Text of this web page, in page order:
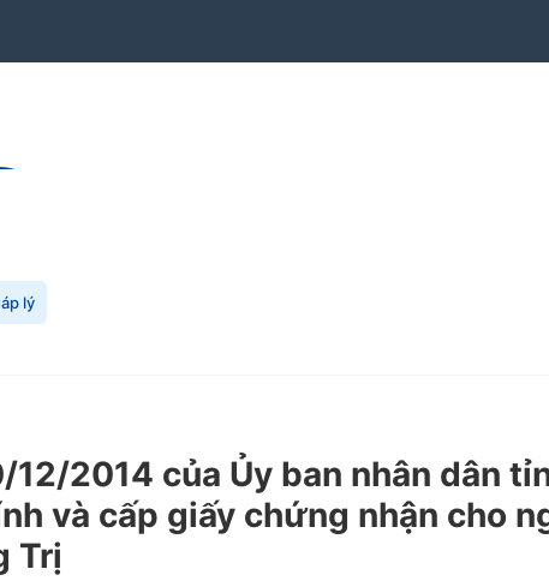
lý
2014 của Ủy ban nhân dân
và cấp giấy chứng nhận cho
Trị